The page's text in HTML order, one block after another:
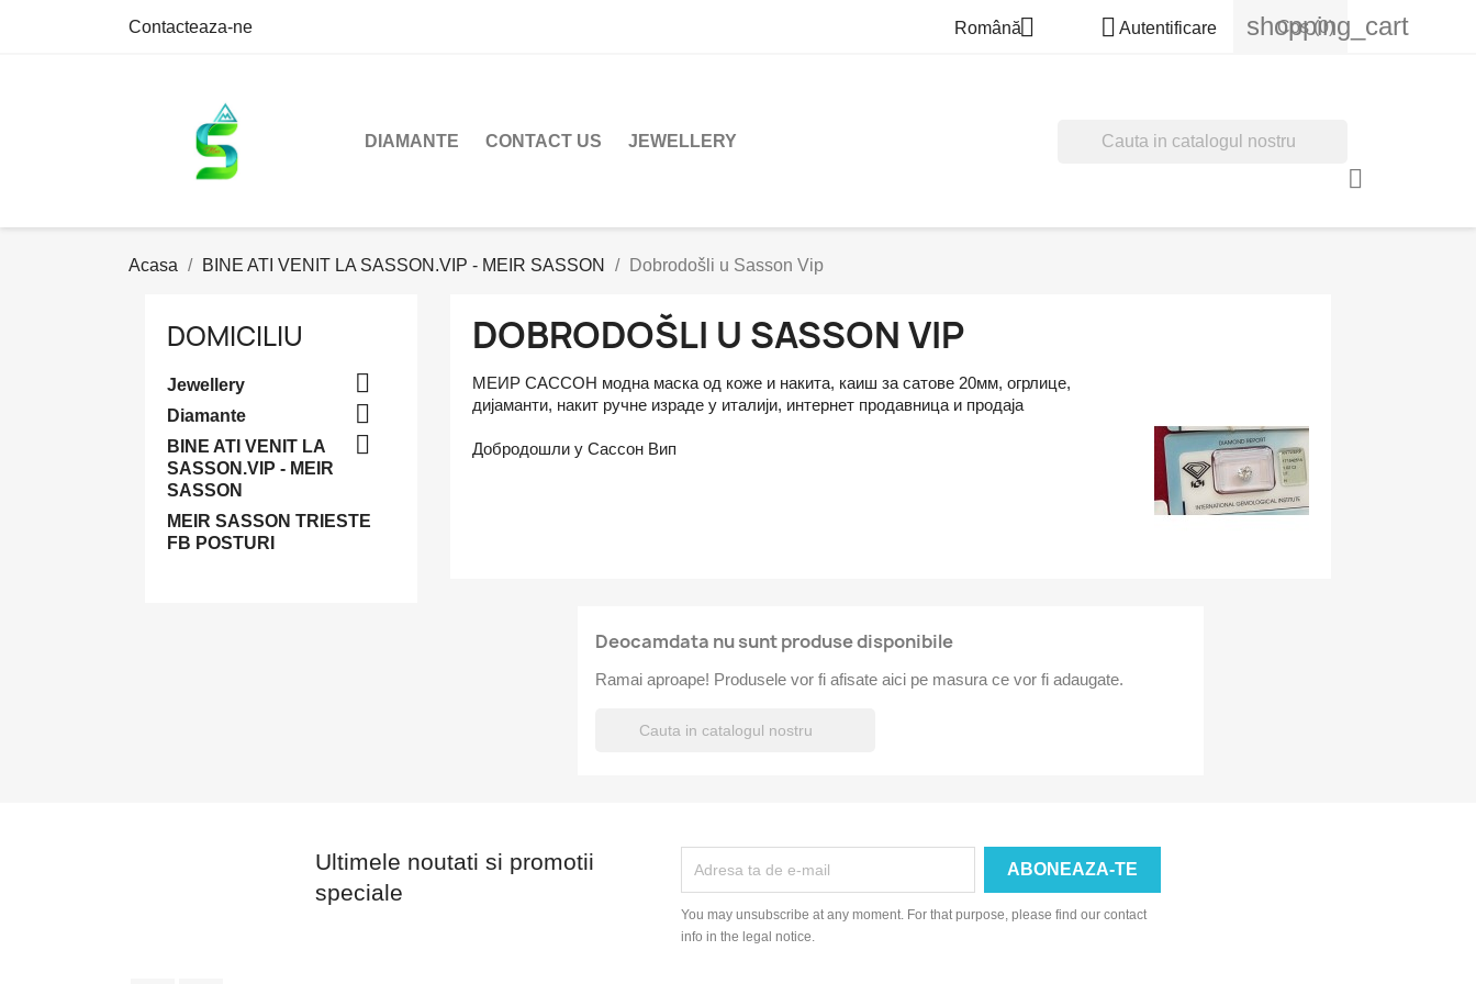
Contacteaza-ne Română  Autentificare shopping_cart
Cos (0)
DIAMANTE CONTACT US JEWELLERY

Acasa BINE ATI VENIT LA SASSON.VIP - MEIR SASSON Dobrodošli u Sasson Vip
DOMICILIU
Jewellery 
Diamante 
BINE ATI VENIT LA
SASSON.VIP - MEIR
SASSON

MEIR SASSON TRIESTE
FB POSTURI
DOBRODOŠLI U SASSON VIP
МЕИР САССОН модна маска од коже и накита, каиш за сатове 20мм, огрлице,
дијаманти, накит ручне израде у италији, интернет продавница и продаја
Добродошли у Сассон Вип
Deocamdata nu sunt produse disponibile
Ramai aproape! Produsele vor fi afisate aici pe masura ce vor fi adaugate.
Ultimele noutati si promotii
speciale
You may unsubscribe at any moment. For that purpose, please find our contact
info in the legal notice.